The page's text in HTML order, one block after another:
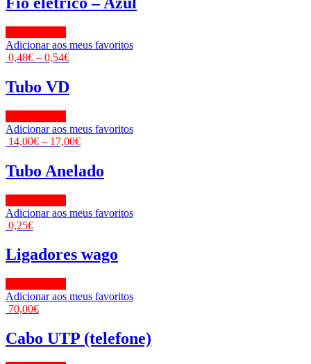
Adicionar aos meus favoritos
0,48€ – 0,54€
Tubo VD
Adicionar aos meus favoritos
14,00€ – 17,00€
Tubo Anelado
Adicionar aos meus favoritos
0,25€
Ligadores wago
Adicionar aos meus favoritos
70,00€
Cabo UTP (telefone)